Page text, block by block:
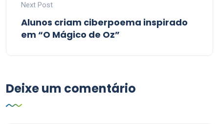
Next Post
Alunos criam ciberpoema inspirado
em “O Mágico de Oz”
Deixe um comentário